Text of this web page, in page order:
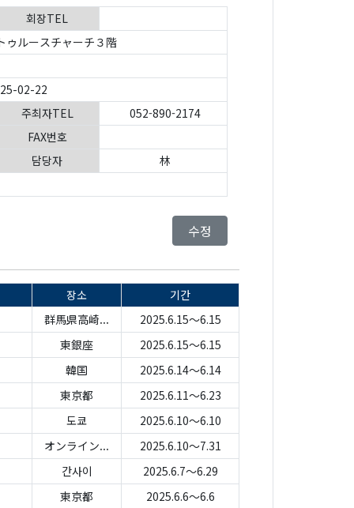
회장TEL
ゥルースチャーチ３階
02-22
주최자TEL
052-890-2174
FAX번호
담당자
林
수정
장소
기간
群馬県高崎...
2025.6.15～6.15
東銀座
2025.6.15～6.15
韓国
2025.6.14～6.14
東京都
2025.6.11～6.23
도쿄
2025.6.10～6.10
オンライン...
2025.6.10～7.31
간사이
2025.6.7～6.29
東京都
2025.6.6～6.6